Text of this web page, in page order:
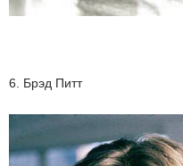
6. Брэд Питт